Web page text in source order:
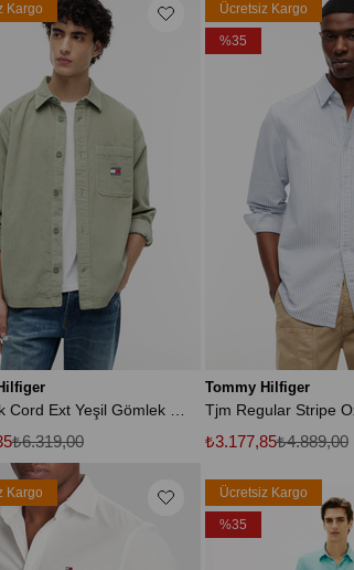
₺6.319,00
Kargo
Tommy Hilfiger
₺3.177,85₺4.889,00
Ücretsiz Kargo
%35
Kargo Ücretsiz Kargo
%35